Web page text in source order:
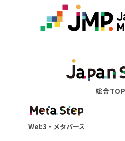
総合TOP
Web3・メタバース